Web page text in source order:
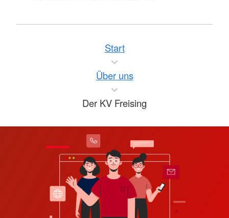
Start
Über uns
Der KV Freising